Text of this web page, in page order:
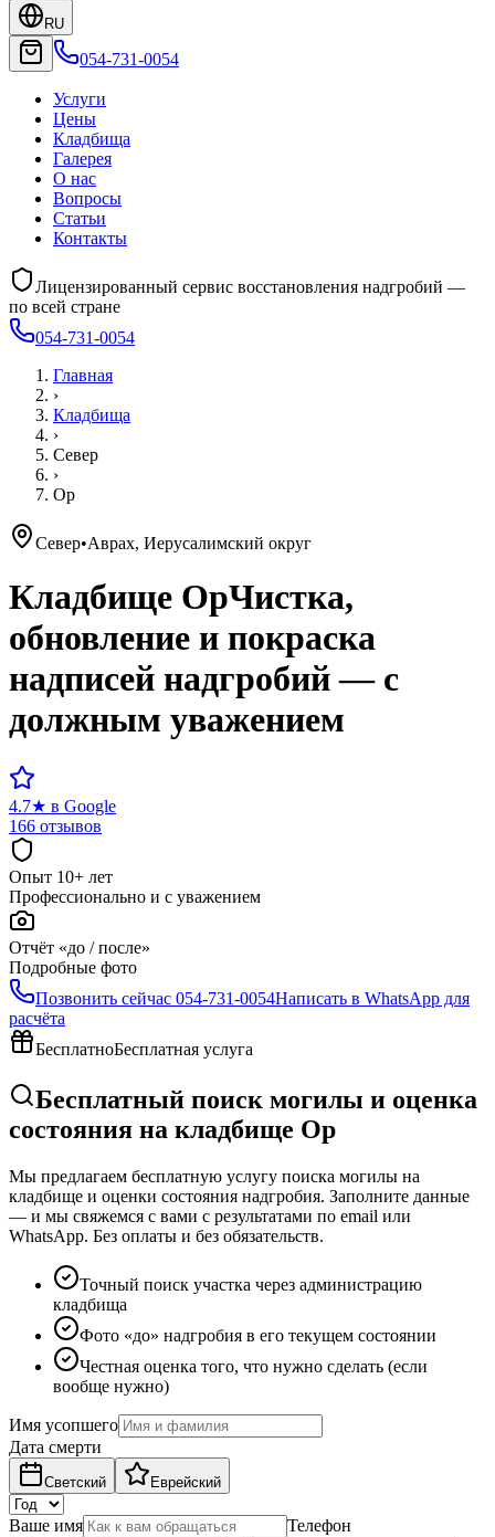
RU
054-731-0054
Услуги
Цены
Кладбища
Галерея
О нас
Вопросы
Статьи
Контакты
Лицензированный сервис восстановления надгробий —
по всей стране
054-731-0054
Главная
›
Кладбища
›
Север
›
Ор
Север•Аврах, Иерусалимский округ
Кладбище ОрЧистка,
обновление и покраска
надписей надгробий — с
должным уважением
4.7★ в Google
166 отзывов
Опыт 10+ лет
Профессионально и с уважением
Отчёт «до / после»
Подробные фото
Позвонить сейчас 054-731-0054Написать в WhatsApp для
расчёта
БесплатноБесплатная услуга
Бесплатный поиск могилы и оценка
состояния на кладбище Ор
Мы предлагаем бесплатную услугу поиска могилы на
кладбище и оценки состояния надгробия. Заполните данные
— и мы свяжемся с вами с результатами по email или
WhatsApp. Без оплаты и без обязательств.
Точный поиск участка через администрацию
кладбища
Фото «до» надгробия в его текущем состоянии
Честная оценка того, что нужно сделать (если
вообще нужно)
Имя усопшего
Дата смерти
Светский Еврейский
Ваше имя
Телефон